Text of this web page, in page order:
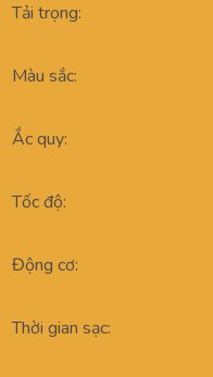
Tải trọng:
Màu sắc:
Ắc quy:
Tốc độ:
Động cơ:
Thời gian sạc: